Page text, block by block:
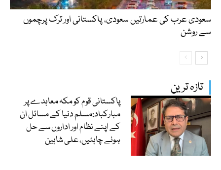
تازہ ترین
پاکستانی قوم کو مکہ معاہدے پر
مبارکباد:مسلم دنیا کے مسائل ان
کے اپنے نظام اور اداروں سے حل
ہونے چاہئیں، علی شاہین
سعودی عرب کی عمارتیں سعودی، پاکستانی اور ترک پرچموں
سے روشن